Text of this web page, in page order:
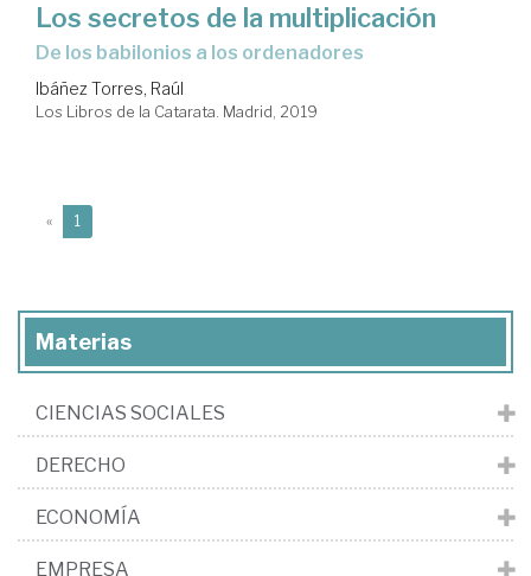
Los secretos de la multiplicación
de los babilonios a los ordenadores
Ibáñez Torres, Raúl
Los Libros de la Catarata. Madrid, 2019
« 1
Materias
CIENCIAS SOCIALES
DERECHO
ECONOMÍA
EMPRESA